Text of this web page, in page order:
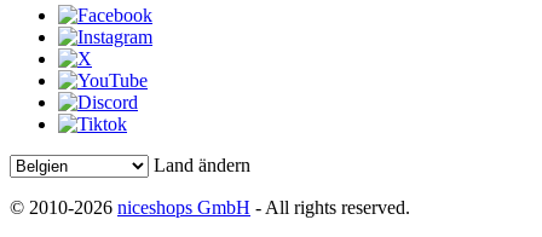
Land ändern
© 2010-2026 niceshops GmbH - All rights reserved.